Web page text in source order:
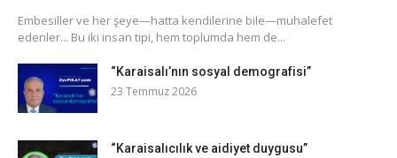
​Embesiller ve her şeye—hatta kendilerine bile—muhalefet
edenler... Bu iki insan tipi, hem toplumda hem de...
“Karaisalı’nın sosyal demografisi”
23 Temmuz 2026
“Karaisalıcılık ve aidiyet duygusu”